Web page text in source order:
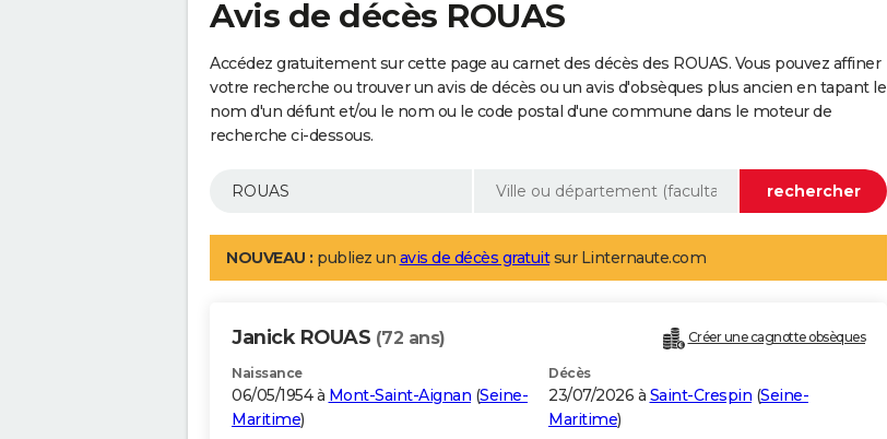
Avis de décès ROUAS
Accédez gratuitement sur cette page au carnet des décès des ROUAS. Vous pouvez affiner
votre recherche ou trouver un avis de décès ou un avis d'obsèques plus ancien en tapant le
nom d'un défunt et/ou le nom ou le code postal d'une commune dans le moteur de
recherche ci-dessous.
NOUVEAU : publiez un avis de décès gratuitsur Linternaute.com
Janick ROUAS (72 ans) Créer une cagnotte obsèques
Naissance
06/05/1954 à Mont-Saint-Aignan (Seine-
Maritime)
Décès
23/07/2026 à Saint-Crespin (Seine-
Maritime)